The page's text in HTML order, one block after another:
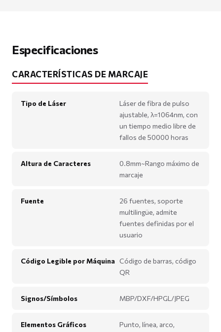
Especificaciones
CARACTERÍSTICAS DE MARCAJE
Tipo de Láser
Láser de fibra de pulso
ajustable, λ=1064nm, con
un tiempo medio libre de
fallos de 50000 horas
Altura de Caracteres
0.8mm~Rango máximo de
marcaje
Fuente
26 fuentes, soporte
multilingüe, admite
fuentes definidas por el
usuario
Código Legible por Máquina Código de barras, código
QR
Signos/Símbolos MBP/DXF/HPGL/JPEG
Elementos Gráficos
Punto, línea, arco,